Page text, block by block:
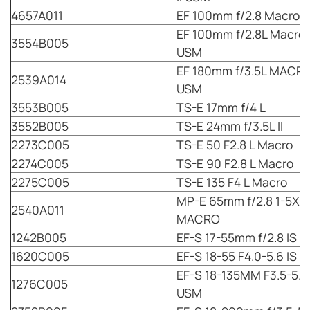
4657A011
EF 100mm f/2.8 Macro
3554B005
EF 100mm f/2.8L Macro
USM
2539A014
EF 180mm f/3.5L
USM
3553B005
TS-E 17mm f/4 L
3552B005
TS-E 24mm f/3.5L II
2273C005
TS-E 50 F2.8 L Macro
2274C005
TS-E 90 F2.8 L Macro
2275C005
TS-E 135 F4 L Macro
2540A011
MP-E 65mm f/2.8 1-5X
MACRO
1242B005
EF-S 17-55mm f/2.8 IS
1620C005
EF-S 18-55 F4.0-5.6 IS
1276C005
EF-S 18-135MM F3.5-
USM